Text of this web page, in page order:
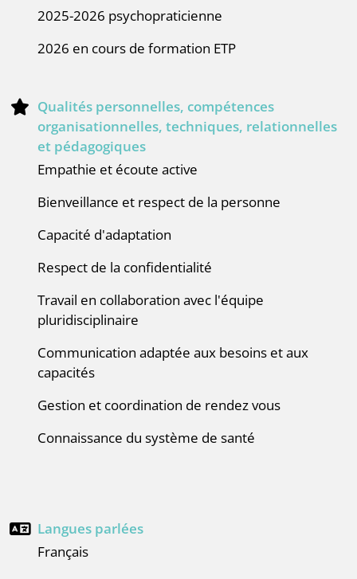
2025-2026 psychopraticienne
2026 en cours de formation ETP
Qualités personnelles, compétences
organisationnelles, techniques, relationnelles
et pédagogiques
Empathie et écoute active
Bienveillance et respect de la personne
capacité d'adaptation
Respect de la confidentialité
Travail en collaboration avec l'équipe
pluridisciplinaire
communication adaptée aux besoins et aux
capacités
gestion et coordination de rendez vous
connaissance du système de santé
Langues parlées
français